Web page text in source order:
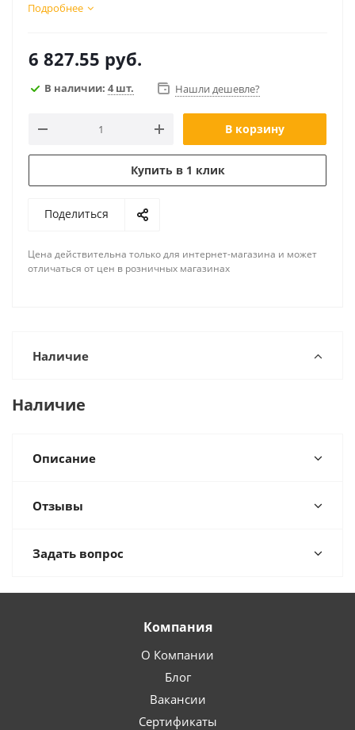
Подробнее
6 827.55 руб.
В наличии: 4 шт. Нашли дешевле?
В корзину
Купить в 1 клик
Поделиться
Цена действительна только для интернет-магазина и может
отличаться от цен в розничных магазинах
Наличие
Наличие
Описание
Отзывы
Задать вопрос
Компания
О Компании
Блог
Вакансии
Сертификаты